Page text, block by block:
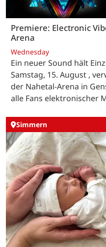
Premiere: Electronic
Arena
Wednesday
Ein neuer Sound hält
Samstag, 15. August ,
der Nahetal-Arena in
alle Fans elektronischer
Simmern